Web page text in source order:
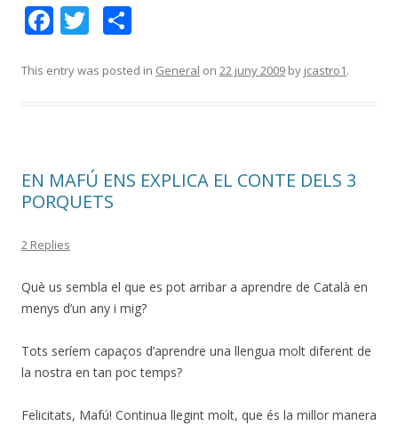
F
e
k
T
itt m
ix
This entry was posted in General on 22 juny 2009 by jcastro1.
EN MAFÚ ENS EXPLICA EL CONTE DELS 3
PORQUETS
2 Replies
Què us sembla el que es pot arribar a aprendre de Català en
menys d’un any i mig?
Tots seríem capaços d’aprendre una llengua molt diferent de
la nostra en tan poc temps?
Felicitats, Mafú! Continua llegint molt, que és la millor manera